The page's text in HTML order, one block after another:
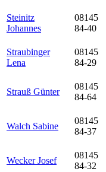
Steinitz
Johannes
08145
84-40
Straubinger
Lena
08145
84-29
Strauß Günter
08145
84-64
Walch Sabine
08145
84-37
Wecker Josef
08145
84-32